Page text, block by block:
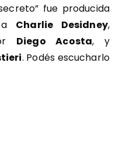
fue producida
Charlie Desidney,
Diego Acosta, y
. Podés escucharlo